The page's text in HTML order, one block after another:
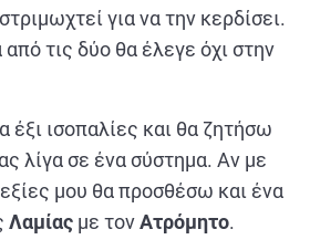
για να την κερδίσει.
τις δύο θα έλεγε όχι στην
ισοπαλίες και θα ζητήσω
λίγα σε ένα σύστημα. Αν με
μου θα προσθέσω και ένα
Λαμίας με τονΑτρόμητο.